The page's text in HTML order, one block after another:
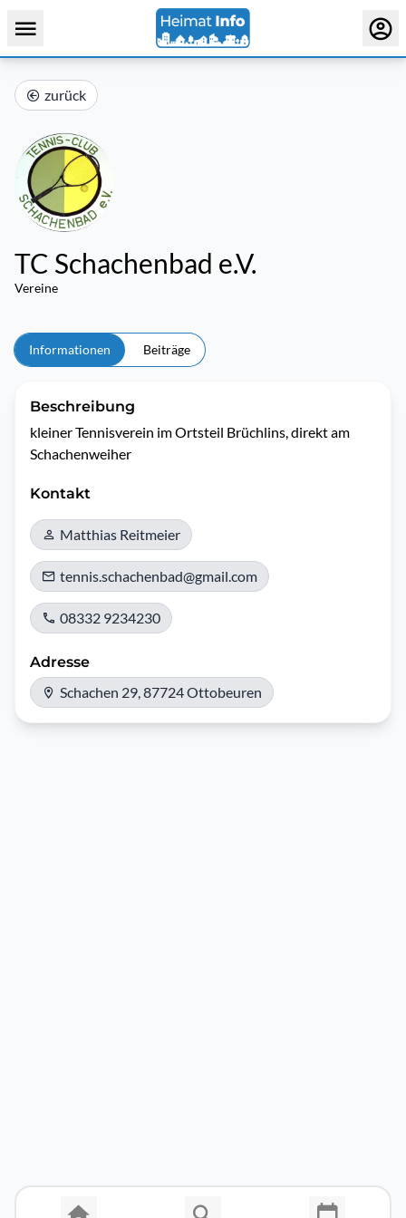
zurück
TC Schachenbad e.V.
Vereine
Informationen Beiträge
Beschreibung
kleiner Tennisverein im Ortsteil Brüchlins, direkt am
Schachenweiher
Kontakt
Matthias Reitmeier
tennis.schachenbad@gmail.com
08332 9234230
Adresse
Schachen 29, 87724 Ottobeuren